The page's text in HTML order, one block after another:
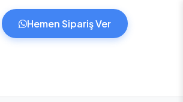
Hemen Sipariş Ver